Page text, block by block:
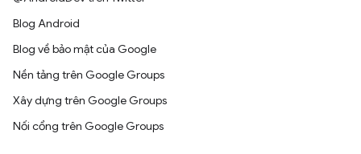
Blog Android
Blog về bảo mật của Google
Nền tảng trên Google Groups
Xây dựng trên Google Groups
Nối cổng trên Google Groups